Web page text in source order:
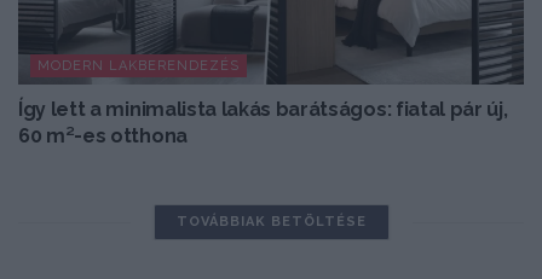
MODERN LAKBERENDEZÉS
Így lett a minimalista lakás barátságos: fiatal pár új,
60 m²-es otthona
TOVÁBBIAK BETÖLTÉSE